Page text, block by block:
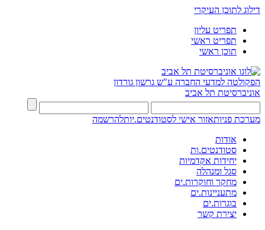
דילוג לתוכן העיקרי
תפריט עליון
תפריט ראשי
תוכן ראשי
הפקולטה למדעי החברה ע"ש גרשון גורדון
אוניברסיטת תל אביב
מערכת פניותאזור אישי לסטודנטים.יותלהרשמה
אודות
סטודנטים.ות
יחידות אקדמיות
סגל ומנהלה
מחקר וחוקרות.ים
מתעניינות.ים
בוגרות.ים
יצירת קשר